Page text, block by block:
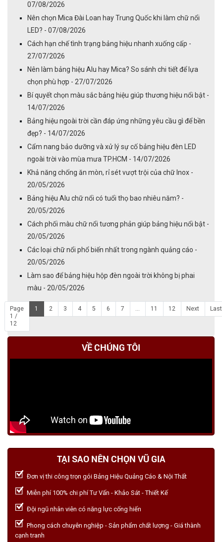
VỀ CHÚNG TÔI
TẠI SAO NÊN CHỌN VŨ GIA
Đơn vị thi công trọn gói Bảng Hiệu Quảng Cáo & Nội Thất
Miễn phí 100% chi phí Tư Vấn - Khảo Sát - Thiết Kế
Đội ngũ nhân viên có năng lực cống hiến
Phong cách chuyên nghiệp - Sản phẩm chất lượng - Giá thành
cạnh tranh
07/08/2026
Nên chọn Mica Đài Loan hay Trung Quốc khi làm chữ nổi
LED? - 07/08/2026
Cách hạn chế tình trạng bảng hiệu nhanh xuống cấp -
27/07/2026
Nên làm bảng hiệu Alu hay Mica? So sánh chi tiết để lựa
chọn phù hợp - 27/07/2026
Bí quyết chọn màu sắc bảng hiệu giúp thương hiệu nổi bật -
14/07/2026
Bảng hiệu ngoài trời cần đáp ứng những yêu cầu gì để bền
đẹp? - 14/07/2026
Cẩm nang bảo dưỡng và xử lý sự cố bảng hiệu đèn LED
ngoài trời vào mùa mưa TP.HCM - 14/07/2026
Khả năng chống ăn mòn, rỉ sét vượt trội của chữ Inox -
20/05/2026
Bảng hiệu Alu chữ nổi có tuổi thọ bao nhiêu năm? -
20/05/2026
Cách phối màu chữ nổi tương phản giúp bảng hiệu nổi bật -
20/05/2026
Các loại chữ nổi phổ biến nhất trong ngành quảng cáo -
20/05/2026
Làm sao để bảng hiệu hộp đèn ngoài trời không bị phai
màu - 20/05/2026
Page
1 /
12
1 2 3 4 5 6 7 ... 11 12 Next Last